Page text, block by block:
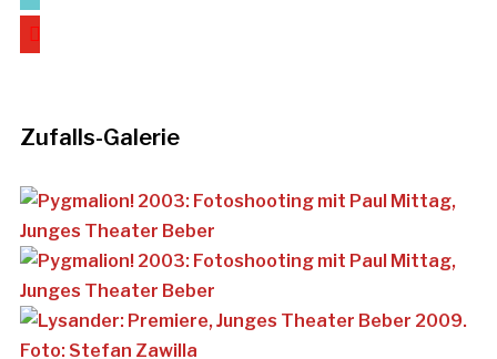
youtube
Zufalls-Galerie